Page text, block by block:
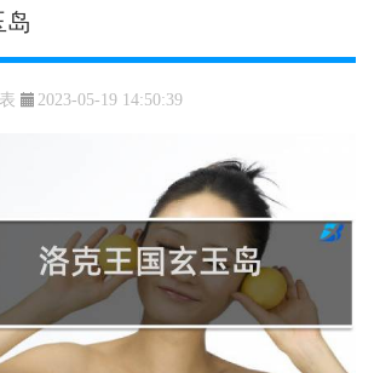
2023-05-19 14:50:39